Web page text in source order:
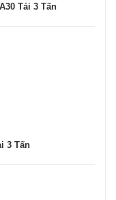
Tải 3 Tấn
3 Tấn